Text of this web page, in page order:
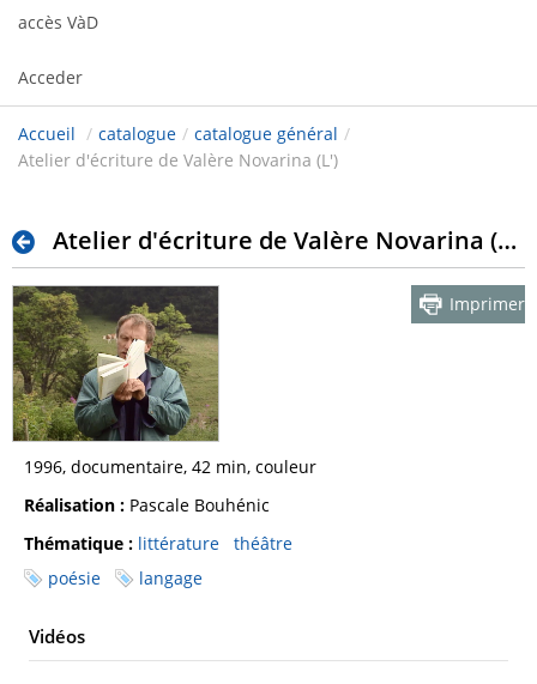
accès VàD
Acceder
Accueil / catalogue / catalogue général /
Atelier d'écriture de Valère Novarina (L')
Atelier d'écriture de Valère Novarina (L')
Imprimer
1996, documentaire, 42 min, couleur
Réalisation : Pascale Bouhénic
Thématique : littérature
théâtre
poésie
langage
Vidéos